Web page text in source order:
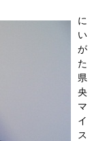
に
い
が
た
県
央
マ
イ
ス